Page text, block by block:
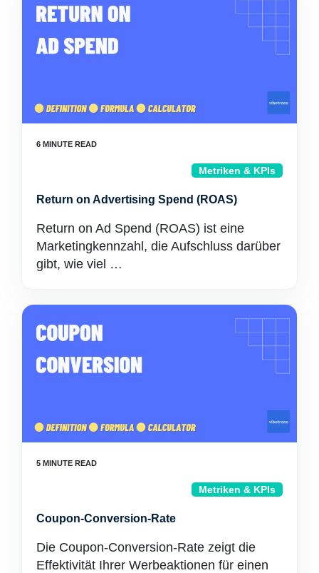
Metriken & KPIs
Return on Advertising Spend (ROAS)
Return on Ad Spend (ROAS) ist eine
Marketingkennzahl, die Aufschluss darüber
gibt, wie viel …
Metriken & KPIs
Coupon-Conversion-Rate
Die Coupon-Conversion-Rate zeigt die
Effektivität Ihrer Werbeaktionen für einen